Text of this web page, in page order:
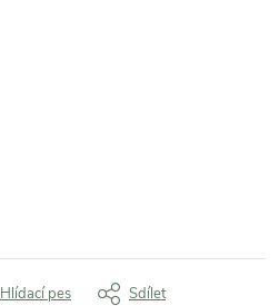
Hlídací pes Sdílet